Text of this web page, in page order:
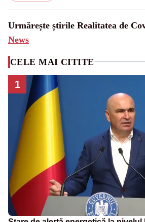
Urmărește știrile Realitatea de
News
CELE MAI CITITE
1